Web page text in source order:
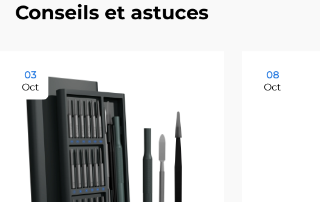
Conseils et astuces
03
Oct
08
Oct